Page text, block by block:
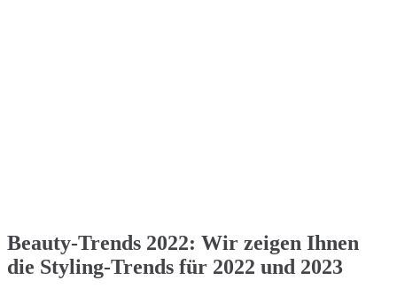
Beauty-Trends 2022: Wir zeigen Ihnen
die Styling-Trends für 2022 und 2023